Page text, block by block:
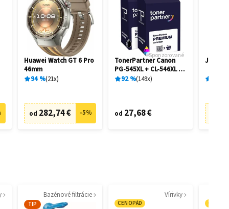
Huawei Watch GT 6 Pro
46mm
94% 21x
od 282,74 € -5%
Sponzorované
TonerPartner Canon
PG-545XL + CL-546XL -
kompatibilný
92% 149x
od 27,68 €
JBL
Bazénové filtrácie
TIP
Vírivky
CENOPÁD